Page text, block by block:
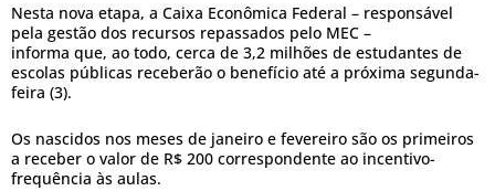
Nesta nova etapa, a Caixa Econômica Federal – responsável
pela gestão dos recursos repassados pelo MEC –
informa que, ao todo, cerca de 3,2 milhões de estudantes de
escolas públicas receberão o benefício até a próxima segunda-
feira (3).
Os nascidos nos meses de janeiro e fevereiro são os primeiros
a receber o valor de R$ 200 correspondente ao incentivo-
frequência às aulas.